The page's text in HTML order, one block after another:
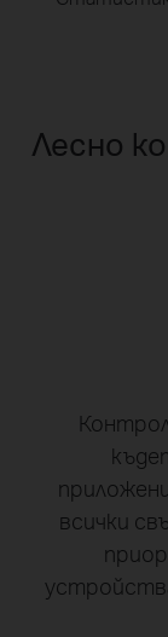
Лесно
всички